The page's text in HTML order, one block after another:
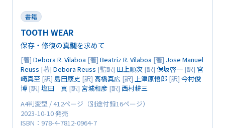
書籍
TOOTH WEAR
保存・修復の真髄を求めて
[著] Debora R. Vilaboa [著] Beatriz R. Vilaboa [著] Jose Manuel
Reuss [著] Debora Reuss [監訳] 田上順次 [訳] 保坂啓一 [訳] 宮
崎真至 [訳] 島田康史 [訳] 高橋真広 [訳] 上津原悟郎 [訳] 今村俊
博 [訳] 塩田 真 [訳] 宮城和彦 [訳] 西村耕三
A4判変型 / 412ページ（別途付録16ページ）
2023-10-10 発売
ISBN：978-4-7812-0964-7